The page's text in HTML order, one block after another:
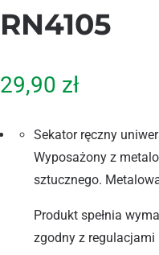
RN4105
29,90 zł
Sekator ręczny
Wyposażony z
sztucznego.
Produkt spełnia
zgodny z regulacjami